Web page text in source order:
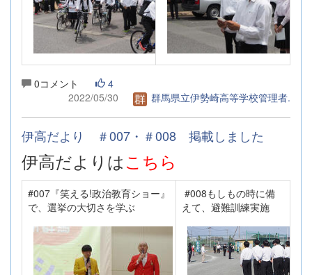
0コメント
4
2022/05/30
群馬県立伊勢崎高等学校管理者.
伊高だより ＃007・＃008 掲載しました
伊高だよりはこちら
#007『笑える!政治教育ショー』
で、選挙の大切さを学ぶ
#008もしもの時に備
えて、避難訓練実施